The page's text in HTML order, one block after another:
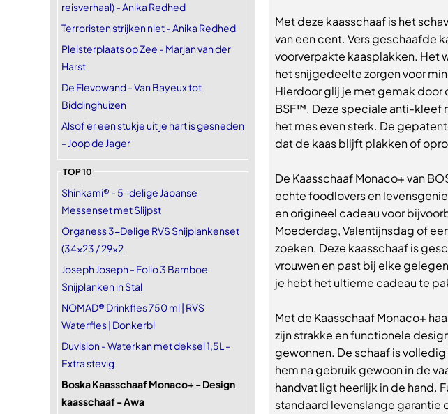
reisverhaal) - Anika Redhed
Terroristen strijken niet - Anika Redhed
Pleisterplaats op Zee - Marjan van der
Harst
De Flevowand - Van Bayeux tot
Biddinghuizen
Alsof er een stukje uit je hart is gesneden
- Joop de Jager
TOP 10
Shinkami® - 5-delige Japanse
Messenset met Slijpst
Organess 3-Delige RVS Snijplankenset
(34x23 / 29x2
Joseph Joseph - Folio 3 Bamboe
Snijplanken in Stal
NOMAD® Drinkfles 750 ml | RVS
Waterfles | Donkerbl
Duvision - Waterkan met deksel 1,5L -
Extra stevig
Boska Kaasschaaf Monaco+ - Design
kaasschaaf - Awa
Met deze kaasschaaf is het
van een cent. Vers geschaafde
voorverpakte kaasplakken. Het
het snijgedeelte zorgen voor
Hierdoor glij je met gemak door
BSF™. Deze speciale anti-kleef
het mes even sterk. De
dat de kaas blijft plakken of
De Kaasschaaf Monaco+ van
echte foodlovers en
en origineel cadeau voor
Moederdag, Valentijnsdag of
zoeken. Deze kaasschaaf is
vrouwen en past bij elke
je hebt het ultieme cadeau te
Met de Kaasschaaf Monaco+
zijn strakke en functionele
gewonnen. De schaaf is
hem na gebruik gewoon in de
handvat ligt heerlijk in de hand.
standaard levenslange garantie